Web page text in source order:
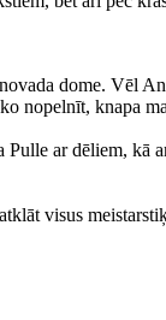
dome. Vēl
nopelnīt, knapa
ar dēliem,
visus